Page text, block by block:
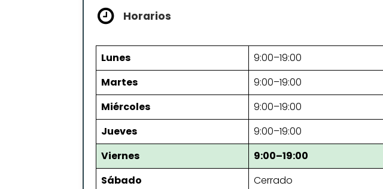
Horarios
Lunes
9:00–19:00
Martes
9:00–19:00
Miércoles
9:00–19:00
Jueves
9:00–19:00
Viernes
9:00–19:00
Sábado
Cerrado